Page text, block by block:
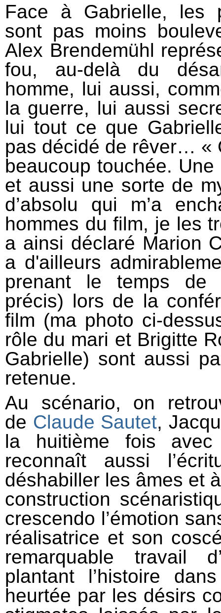
Face à Gabrielle, les
sont pas moins
Alex Brendemühl
fou, au-delà du
homme, lui aussi,
la guerre, lui aussi
lui tout ce que
pas décidé de rêver… «
beaucoup touchée.
et aussi une sorte de
d’absolu qui m’a
hommes du film, je les
a ainsi déclaré Marion
a d'ailleurs
prenant le temps
précis) lors de la
film (ma photo ci-
rôle du mari et Brigitte
Gabrielle) sont aussi
retenue.
Au scénario, on
de Claude Sautet,
la huitième fois
reconnaît aussi
déshabiller les âmes et
construction
crescendo l’émotion
réalisatrice et son
remarquable travail
plantant l’histoire
heurtée par les désirs